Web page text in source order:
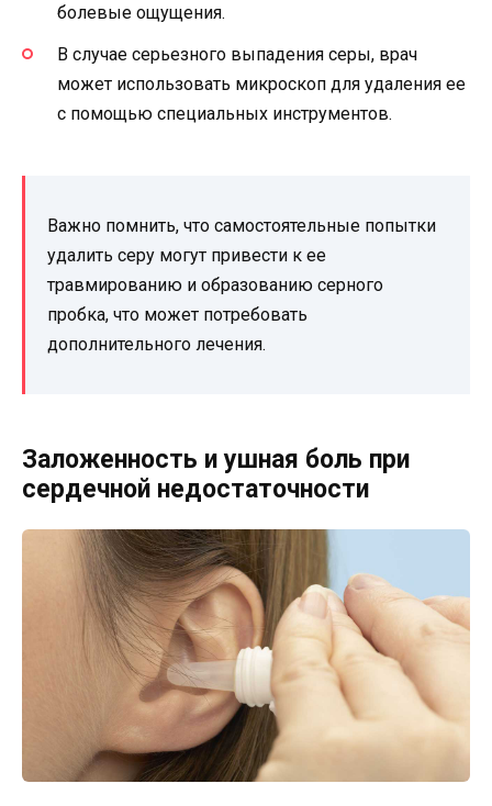
болевые ощущения.
В случае серьезного выпадения серы, врач
может использовать микроскоп для удаления ее
с помощью специальных инструментов.
Важно помнить, что самостоятельные попытки
удалить серу могут привести к ее
травмированию и образованию серного
пробка, что может потребовать
дополнительного лечения.
Заложенность и ушная боль при
сердечной недостаточности